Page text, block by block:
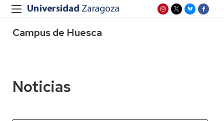
Campus de Huesca
Noticias